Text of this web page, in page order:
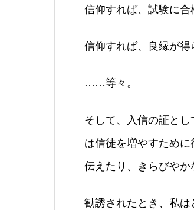
信仰すれば、試験に合
信仰すれば、良縁が得
……等々。
そして、入信の証と
は信徒を増やすために
伝えたり、きらびやか
勧誘されたとき、私